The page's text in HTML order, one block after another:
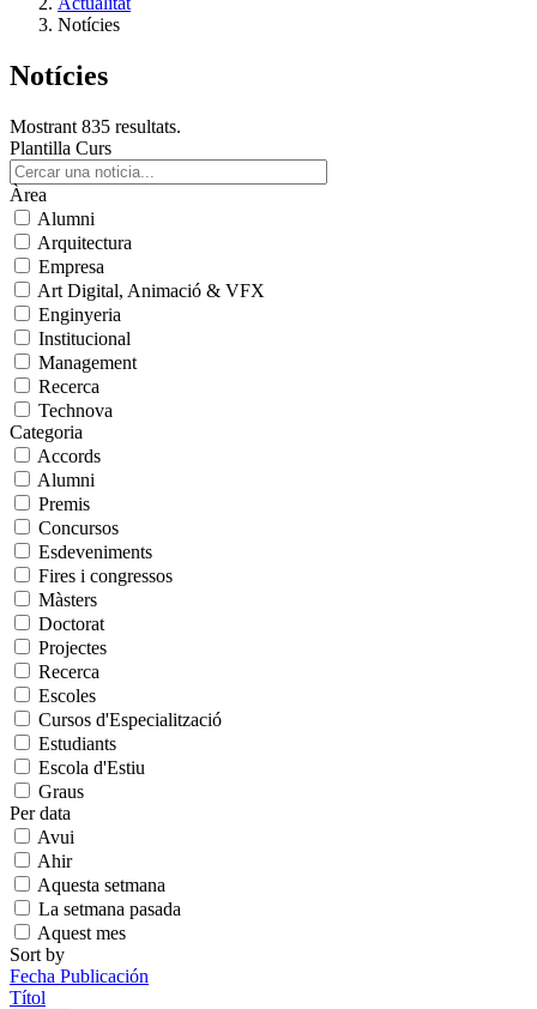
Notícies
Notícies
Mostrant 835 resultats.
Plantilla Curs
Àrea
Alumni
Arquitectura
Empresa
Art Digital, Animació & VFX
Enginyeria
Institucional
Management
Recerca
Technova
Categoria
Accords
Alumni
Premis
Concursos
Esdeveniments
Fires i congressos
Màsters
Doctorat
Projectes
Recerca
Escoles
Cursos d'Especialització
Estudiants
Escola d'Estiu
Graus
Per data
Avui
Ahir
Aquesta setmana
La setmana pasada
Aquest mes
Sort by
Fecha Publicación
Títol